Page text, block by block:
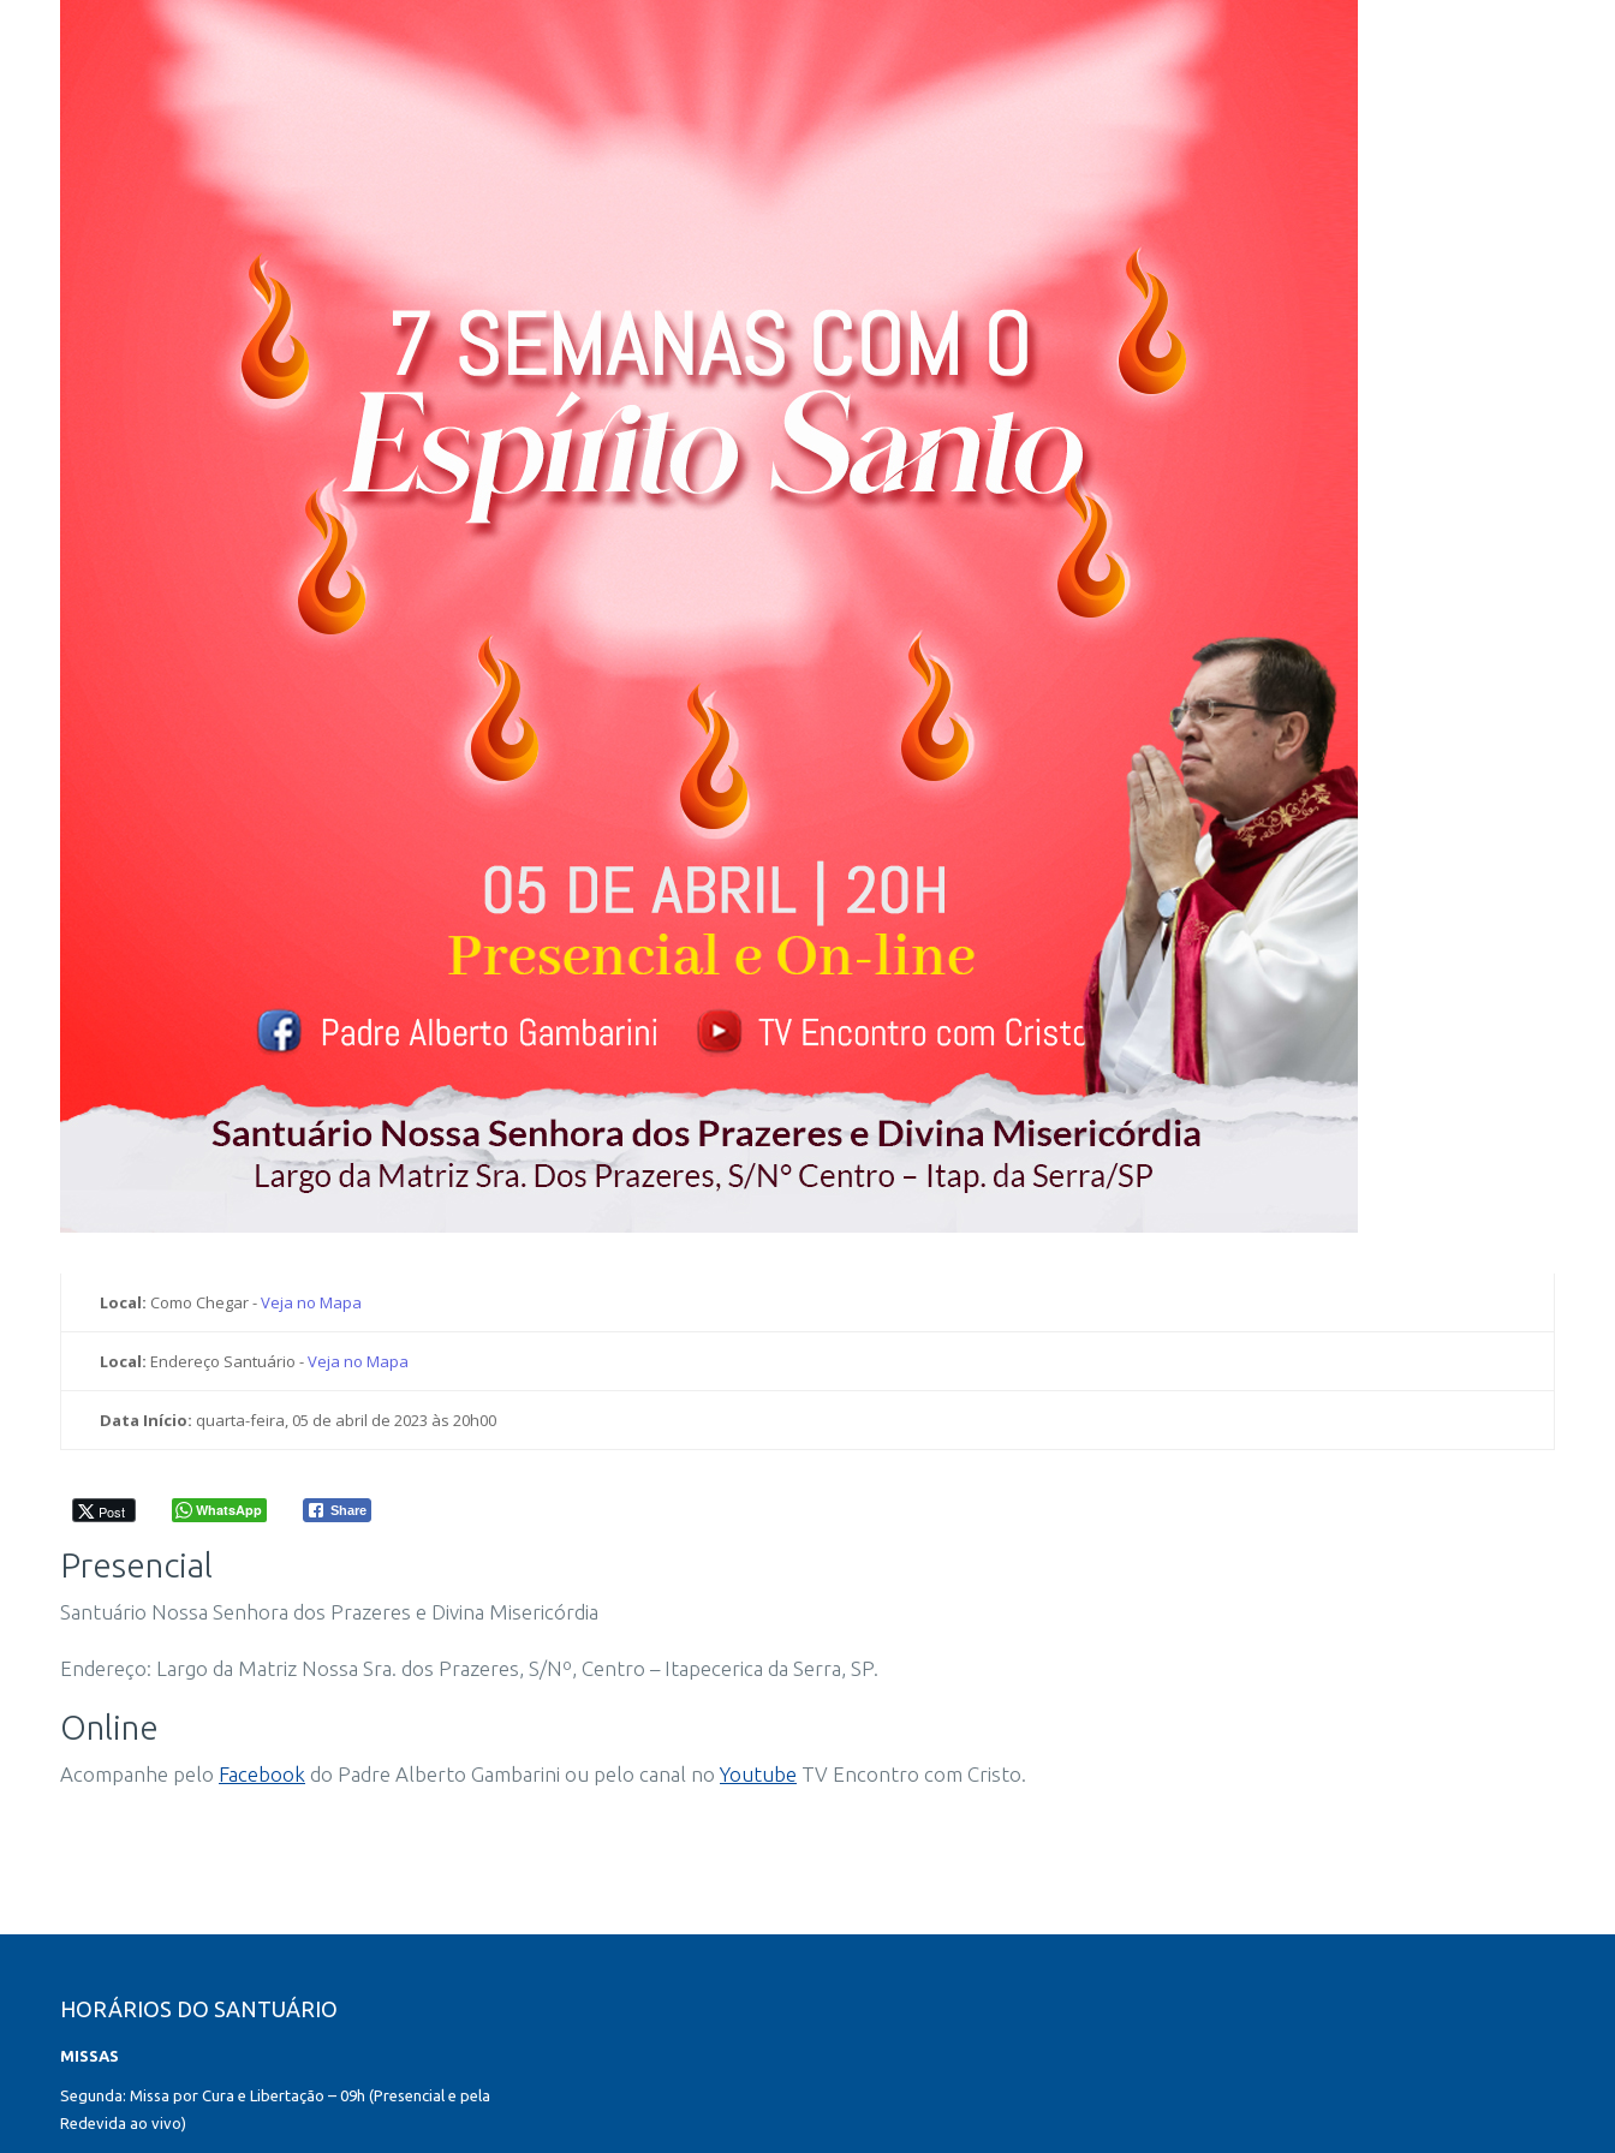
Local: Como Chegar -Veja no Mapa
Local: Endereço Santuário -Veja no Mapa
Data Início: quarta-feira, 05 de abril de 2023 às 20h00
Post WhatsApp Share
Presencial
Santuário Nossa Senhora dos Prazeres e Divina Misericórdia
Endereço: Largo da Matriz Nossa Sra. dos Prazeres, S/Nº, Centro – Itapecerica da Serra, SP.
Online
Acompanhe pelo Facebook do Padre Alberto Gambarini ou pelo canal no Youtube TV Encontro com Cristo.
HORÁRIOS DO SANTUÁRIO
MISSAS
Segunda: Missa por Cura e Libertação – 09h (Presencial e pela
Redevida ao vivo)